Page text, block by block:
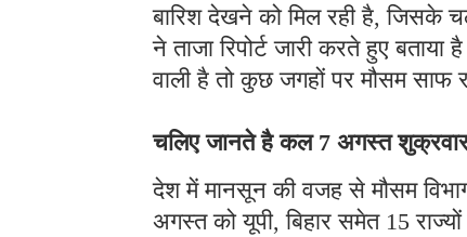
बारिश देखने को मिल रही है, जिसके
ने ताजा रिपोर्ट जारी करते हुए
वाली है तो कुछ जगहों पर मौसम साफ
चलिए जानते है कल 7 अगस्त
देश में मानसून की वजह से मौसम
अगस्त को यूपी, बिहार समेत 15